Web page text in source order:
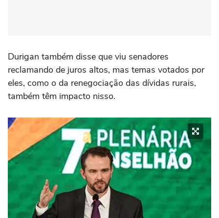
Durigan também disse que viu senadores
reclamando de juros altos, mas temas votados por
eles, como o da renegociação das dívidas rurais,
também têm impacto nisso.